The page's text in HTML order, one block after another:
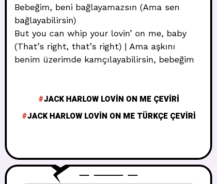
Bebeğim, beni bağlayamazsın (Ama sen
bağlayabilirsin)
But you can whip your lovin’ on me, baby
(That’s right, that’s right) | Ama aşkını
benim üzerimde kamçılayabilirsin, bebeğim
JACK HARLOW LOVIN ON ME ÇEVIRI
JACK HARLOW LOVIN ON ME TÜRKÇE ÇEVIRI